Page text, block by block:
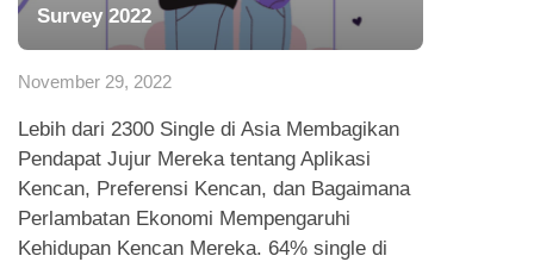
Survey 2022
November 29, 2022
Lebih dari 2300 Single di Asia Membagikan
Pendapat Jujur Mereka tentang Aplikasi
Kencan, Preferensi Kencan, dan Bagaimana
Perlambatan Ekonomi Mempengaruhi
Kehidupan Kencan Mereka. 64% single di